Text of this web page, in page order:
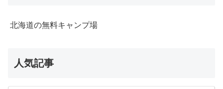
北海道の無料キャンプ場
人気記事